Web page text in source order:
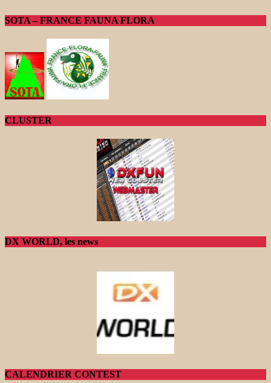
SOTA – FRANCE FAUNA FLORA
CLUSTER
DX WORLD, les news
CALENDRIER CONTEST